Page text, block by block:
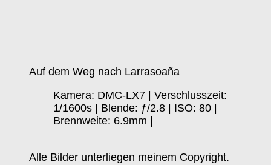
Auf dem Weg nach Larrasoaña
Kamera: DMC-LX7 | Verschlusszeit:
1/1600s | Blende: ƒ/2.8 | ISO: 80 |
Brennweite: 6.9mm |
Alle Bilder unterliegen meinem Copyright.